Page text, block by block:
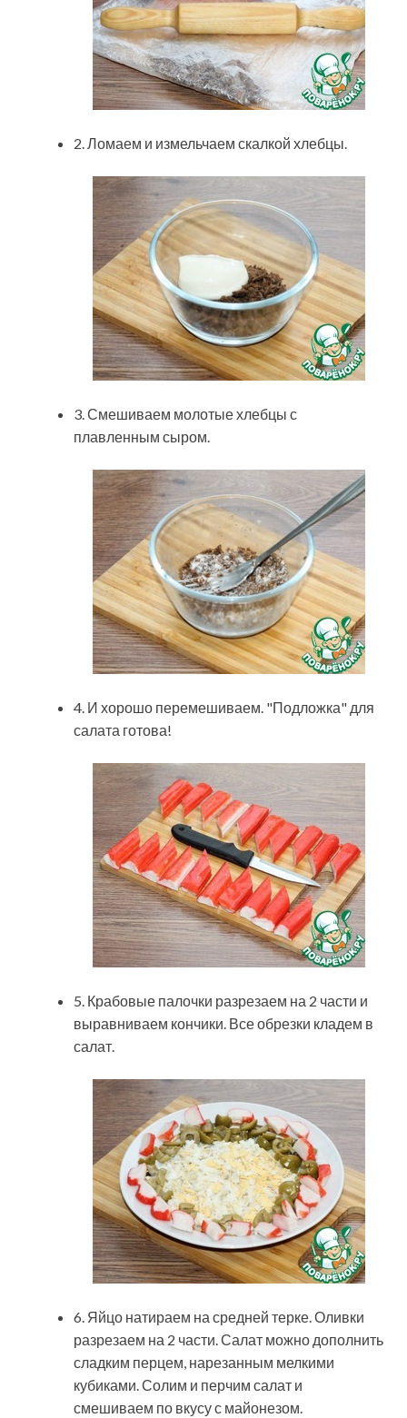
2. Ломаем и измельчаем скалкой хлебцы.
3. Смешиваем молотые хлебцы с
плавленным сыром.
4. И хорошо перемешиваем. "Подложка" для
салата готова!
5. Крабовые палочки разрезаем на 2 части и
выравниваем кончики. Все обрезки кладем в
салат.
6. Яйцо натираем на средней терке. Оливки
разрезаем на 2 части. Салат можно дополнить
сладким перцем, нарезанным мелкими
кубиками. Солим и перчим салат и
смешиваем по вкусу с майонезом.